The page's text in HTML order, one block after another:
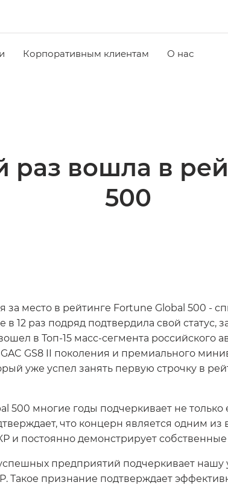
Корпоративным клиентам О нас
раз вошла в
500
место в рейтинге Fortune Global 500 -
в 12 раз подряд подтвердила свой статус,
в Топ-15 масс-сегмента российского
GS8 II поколения и премиального
уже успел занять первую строчку в
500 многие годы подчеркивает не
что концерн является одним из
постоянно демонстрирует
предприятий подчеркивает
Такое признание подтверждает